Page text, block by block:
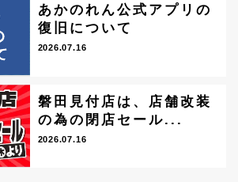
あかのれん公式アプリの
復旧について
2026.07.16
磐田見付店は、店舗改装
の為の閉店セール...
2026.07.16